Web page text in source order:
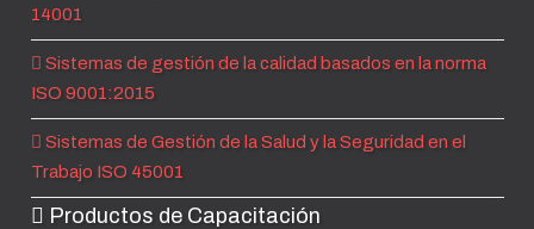
14001
Sistemas de gestión de la calidad basados en la norma
ISO 9001:2015
Sistemas de Gestión de la Salud y la Seguridad en el
Trabajo ISO 45001
Productos de Capacitación